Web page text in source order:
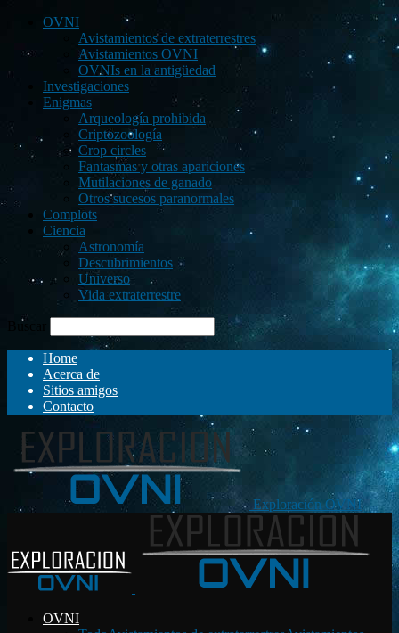
OVNI
Avistamientos de extraterrestres
Avistamientos OVNI
OVNIs en la antigüedad
Investigaciones
Enigmas
Arqueología prohibida
Criptozoología
Crop circles
Fantasmas y otras apariciones
Mutilaciones de ganado
Otros sucesos paranormales
Complots
Ciencia
Astronomía
Descubrimientos
Universo
Vida extraterrestre
Buscar
Home
Acerca de
Sitios amigos
Contacto
Exploración OVNI
OVNI